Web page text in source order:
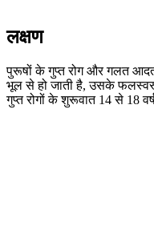
लक्षण
पुरूषों के गुप्त रोग और गलत
भूल से हो जाती है, उसके
गुप्त रोगों के शुरूवात 14 से 18